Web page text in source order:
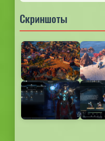
Скриншоты